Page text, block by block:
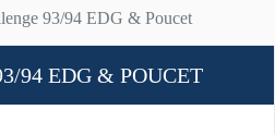
93/94 EDG & Poucet
94 EDG & POUCET